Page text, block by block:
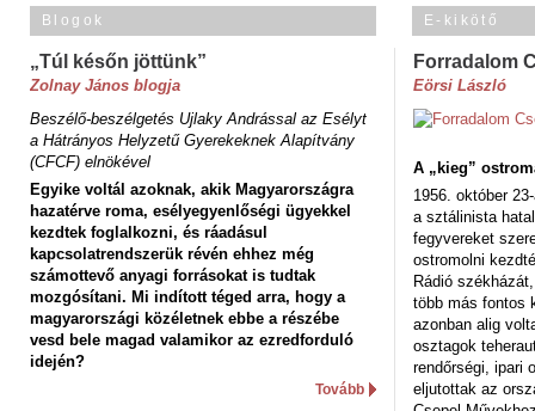
Blogok
„Túl későn jöttünk”
Zolnay János blogja
Beszélő-beszélgetés Ujlaky Andrással az Esélyt
a Hátrányos Helyzetű Gyerekeknek Alapítvány
(CFCF) elnökével
Egyike voltál azoknak, akik Magyarországra
hazatérve roma, esélyegyenlőségi ügyekkel
kezdtek foglalkozni, és ráadásul
kapcsolatrendszerük révén ehhez még
számottevő anyagi forrásokat is tudtak
mozgósítani. Mi indított téged arra, hogy a
magyarországi közéletnek ebbe a részébe
vesd bele magad valamikor az ezredforduló
idején?
Tovább
E-kikötő
Forradalom
Eörsi László
A „kieg”
1956. október
a sztálinista
fegyvereket
ostromolni
Rádió
több más fontos
azonban alig
osztagok
rendőrségi, ipari
eljutottak az